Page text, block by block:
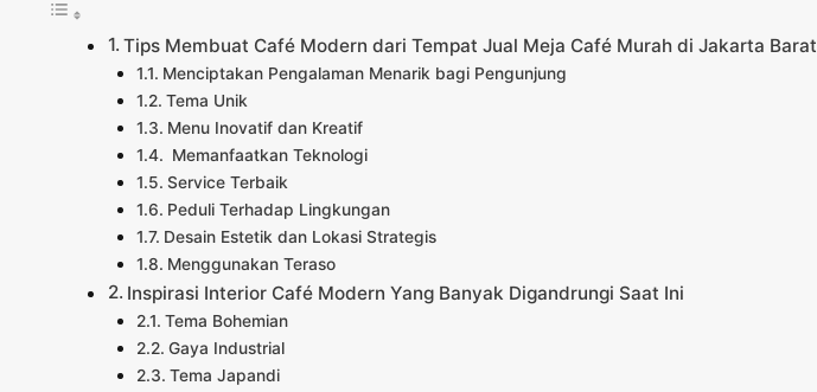
Tips Membuat Café Modern dari Tempat Jual Meja Café Murah di Jakarta Barat
Menciptakan Pengalaman Menarik bagi Pengunjung
Tema Unik
Menu Inovatif dan Kreatif
Memanfaatkan Teknologi
Service Terbaik
Peduli Terhadap Lingkungan
Desain Estetik dan Lokasi Strategis
Menggunakan Teraso
Inspirasi Interior Café Modern Yang Banyak Digandrungi Saat Ini
Tema Bohemian
Gaya Industrial
Tema Japandi